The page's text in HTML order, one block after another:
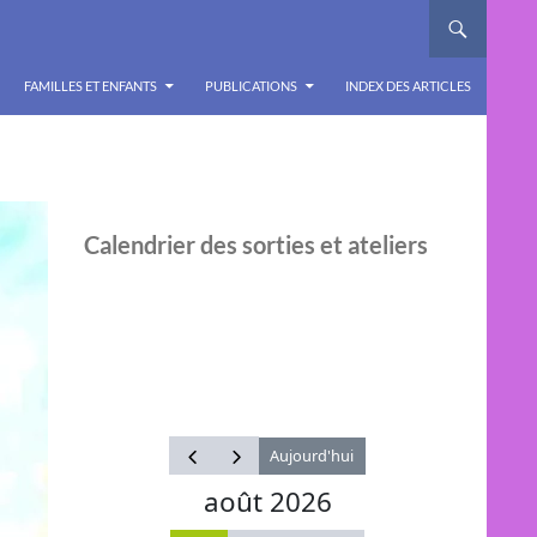
FAMILLES ET ENFANTS PUBLICATIONS INDEX DES ARTICLES
Calendrier des sorties et ateliers